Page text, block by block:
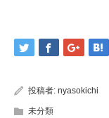
投稿者: nyasokichi
未分類